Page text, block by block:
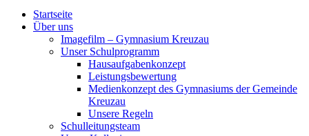
Startseite
Über uns
Imagefilm – Gymnasium Kreuzau
Unser Schulprogramm
Hausaufgabenkonzept
Leistungsbewertung
Medienkonzept des Gymnasiums der Gemeinde
Kreuzau
Unsere Regeln
Schulleitungsteam